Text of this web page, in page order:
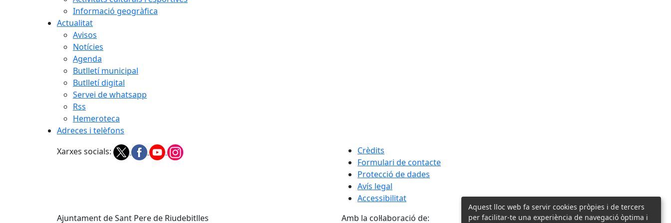
Informació geogràfica
Actualitat
Avisos
Notícies
Agenda
Butlletí municipal
Butlletí digital
Servei de whatsapp
Rss
Hemeroteca
Adreces i telèfons
Xarxes socials:
Crèdits
Formulari de contacte
Protecció de dades
Avís legal
Accessibilitat
Ajuntament de Sant Pere de Riudebitlles
Amb la col·laboració de:
Aquest lloc web fa servir cookies pròpies i de tercers
per facilitar-te una experiència de navegació òptima i